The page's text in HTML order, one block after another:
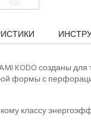
KODO созданы
формы с
классу